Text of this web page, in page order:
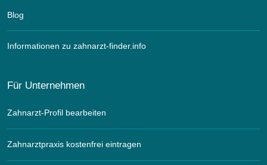
Blog
Informationen zu zahnarzt-finder.info
Für Unternehmen
Zahnarzt-Profil bearbeiten
Zahnarztpraxis kostenfrei eintragen